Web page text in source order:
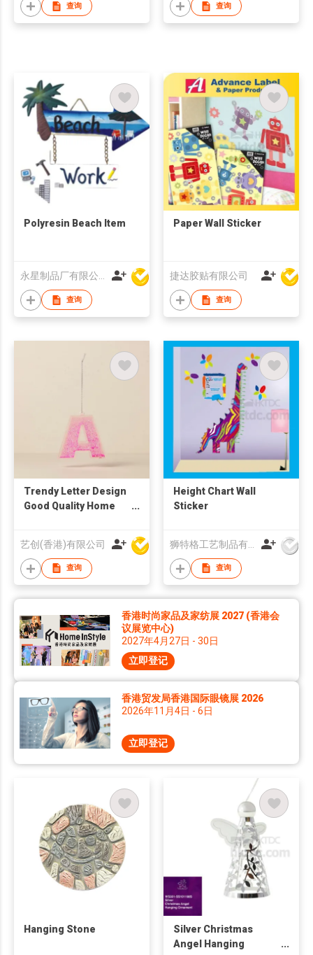
查询 查询
Polyresin Beach Item
永星制品厂有限公司
查询
Paper Wall Sticker
捷达胶贴有限公司
查询
Trendy Letter Design
Good Quality Home
Keychain Ornament
艺创(香港)有限公司
查询
Height Chart Wall
Sticker
查询
香港时尚家品及家纺展 2027 (香港会
议展览中心)
2027年4月27日 - 30日
立即登记
香港贸发局香港国际眼镜展 2026
2026年11月4日 - 6日
立即登记
Hanging Stone
Silver Christmas
Angel Hanging